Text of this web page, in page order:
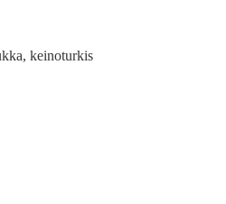
keinoturkis